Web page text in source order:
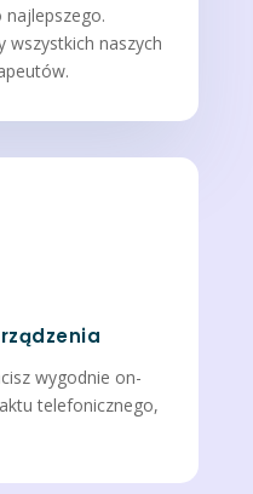
najlepszego.
wszystkich naszych
wygodnie on-
telefonicznego,